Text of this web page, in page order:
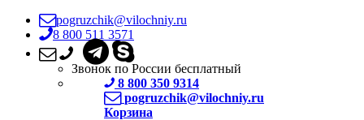
pogruzchik@vilochniy.ru
8 800 511 3571
Звонок по России бесплатный
8 800 350 9314
pogruzchik@vilochniy.ru
Корзина